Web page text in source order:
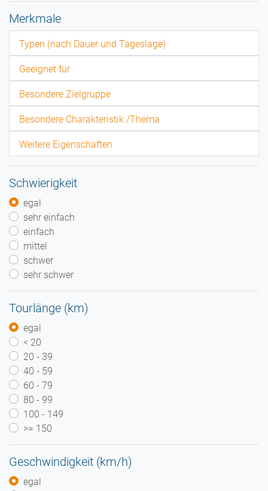
Merkmale
Typen (nach Dauer und Tageslage)
Geeignet für
Besondere Zielgruppe
Besondere Charakteristik /Thema
Weitere Eigenschaften
Schwierigkeit
egal
sehr einfach
einfach
mittel
schwer
sehr schwer
Tourlänge (km)
egal
< 20
20 - 39
40 - 59
60 - 79
80 - 99
100 - 149
>= 150
Geschwindigkeit (km/h)
egal